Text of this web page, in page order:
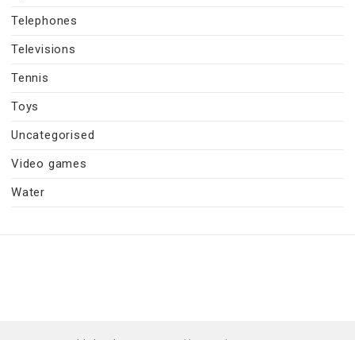
Telephones
Televisions
Tennis
Toys
Uncategorised
Video games
Water